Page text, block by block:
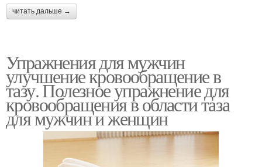
читать дальше →
Упражнения для мужчин
улучшение кровообращение в
тазу. Полезное упражнение для
кровообращения в области таза
для мужчин и женщин